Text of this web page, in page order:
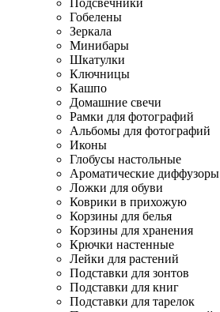
Подсвечники
Гобелены
Зеркала
Минибары
Шкатулки
Ключницы
Кашпо
Домашние свечи
Рамки для фотографий
Альбомы для фотографий
Иконы
Глобусы настольные
Ароматические диффузоры
Ложки для обуви
Коврики в прихожую
Корзины для белья
Корзины для хранения
Крючки настенные
Лейки для растений
Подставки для зонтов
Подставки для книг
Подставки для тарелок